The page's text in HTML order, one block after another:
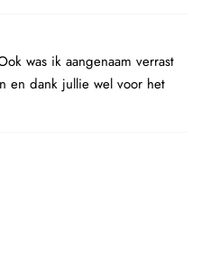
was ik aangenaam verrast
en dank jullie wel voor het